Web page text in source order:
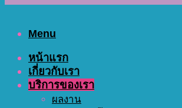
Menu
หน้าแรก
เกี่ยวกับเรา
บริการของเรา
ผลงาน